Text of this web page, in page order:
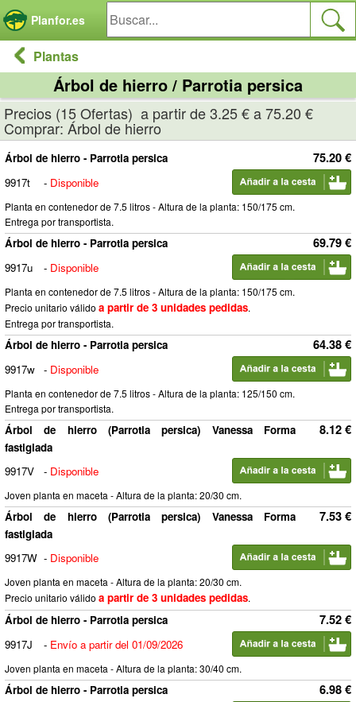
Planfor.es
Plantas
Árbol de hierro / Parrotia persica
Precios (15 Ofertas) a partir de 3.25 € a 75.20 €
Comprar: Árbol de hierro
75.20 €
Árbol de hierro - Parrotia persica
9917t
- Disponible
Planta en contenedor de 7.5 litros - Altura de la planta: 150/175 cm.
Entrega por transportista.
69.79 €
Árbol de hierro - Parrotia persica
9917u
- Disponible
Planta en contenedor de 7.5 litros - Altura de la planta: 150/175 cm.
Precio unitario válido a partir de 3 unidades pedidas.
Entrega por transportista.
64.38 €
Árbol de hierro - Parrotia persica
9917w - Disponible
Planta en contenedor de 7.5 litros - Altura de la planta: 125/150 cm.
Entrega por transportista.
8.12 €
Árbol de hierro (Parrotia persica) Vanessa Forma
fastigiada
9917V
- Disponible
Joven planta en maceta - Altura de la planta: 20/30 cm.
7.53 €
Árbol de hierro (Parrotia persica) Vanessa Forma
fastigiada
9917W - Disponible
Joven planta en maceta - Altura de la planta: 20/30 cm.
Precio unitario válido a partir de 3 unidades pedidas.
7.52 €
Árbol de hierro - Parrotia persica
9917J
- Envío a partir del 01/09/2026
Joven planta en maceta - Altura de la planta: 30/40 cm.
6.98 €
Árbol de hierro - Parrotia persica
Panel de gestión de cookies